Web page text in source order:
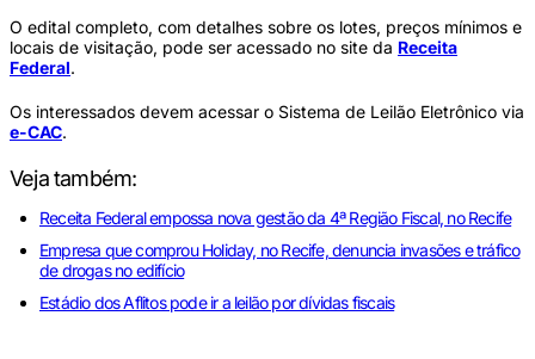
O edital completo, com detalhes sobre os lotes, preços mínimos e
locais de visitação, pode ser acessado no site da Receita
Federal.
Os interessados devem acessar o Sistema de Leilão Eletrônico via
e-CAC.
Veja também:
Receita Federal empossa nova gestão da 4ª Região Fiscal, no Recife
Empresa que comprou Holiday, no Recife, denuncia invasões e tráfico
de drogas no edifício
Estádio dos Aflitos pode ir a leilão por dívidas fiscais